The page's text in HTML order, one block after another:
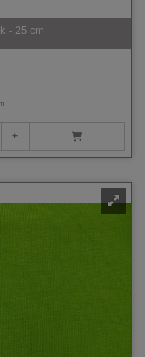
- 25 cm